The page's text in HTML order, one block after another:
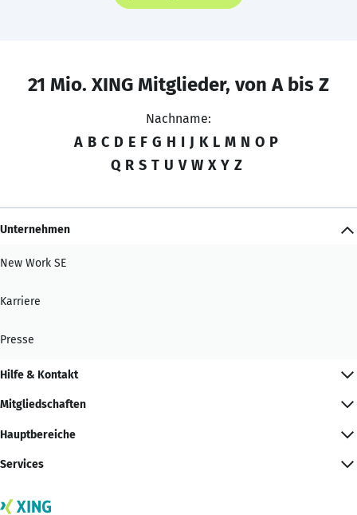
21 Mio. XING Mitglieder, von A bis Z
Nachname:
A B C D E F G H I J K L M N O P
Q R S T U V W X Y Z
Unternehmen
New Work SE
Karriere
Presse
Hilfe & Kontakt
Mitgliedschaften
Hauptbereiche
Services